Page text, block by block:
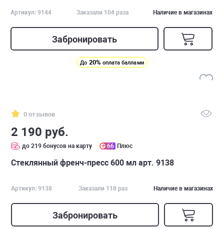
Артикул: 9144 Заказали 104 раза Наличие в магазинах
Забронировать
До 20% оплата баллами
0 отзывов
2 190 руб.
до 219 бонусов на карту 66 Плюс
Стеклянный френч-пресс 600 мл арт. 9138
Артикул: 9138 Заказали 118 раз Наличие в магазинах
Забронировать